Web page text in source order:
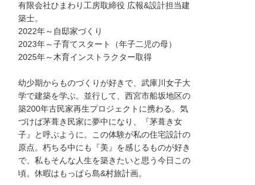
有限会社ひまわり工房取締役 広報&設計担当建
築士。
2022年～自邸家づくり
2023年～子育てスタート（年子二児の母）
2025年～木育インストラクター取得
幼少期からものづくりが好きで、武庫川女子大
学で建築を学ぶ。並行して、西宮市船坂地区の
築200年古民家再生プロジェクトに携わる。気
づけば茅葺き民家に夢中になり、『茅葺き女
子』と呼ぶように。この体験が私の住宅設計の
原点。朽ちる中にも『美』を感じるものが好き
で、私もそんな人生を築きたいと思う今日この
頃。休暇はもっぱら島&村旅計画。